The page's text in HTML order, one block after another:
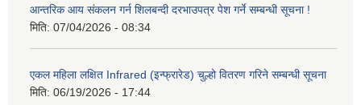
आन्तरिक आय संकलन गर्न शिलबन्दी दरभाउपत्र पेश गर्ने सम्बन्धी सूचना !
मिति: 07/04/2026 - 08:34
एकल महिला लक्षित Infrared (इन्फ्रारेड) चुल्हो वितरण गरिने सम्बन्धी सूचना
मिति: 06/19/2026 - 17:44